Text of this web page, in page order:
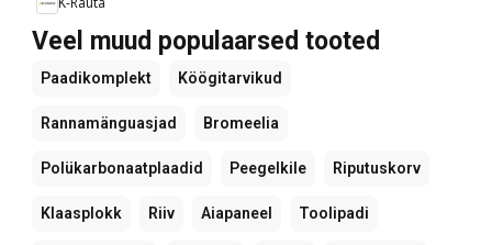
Veel muud populaarsed tooted
Paadikomplekt Köögitarvikud
Rannamänguasjad Bromeelia
Polükarbonaatplaadid Peegelkile Riputuskorv
Klaasplokk Riiv Aiapaneel Toolipadi